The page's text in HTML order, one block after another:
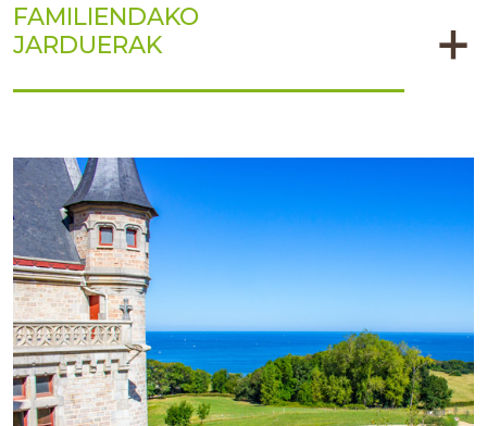
FAMILIENDAKO
JARDUERAK